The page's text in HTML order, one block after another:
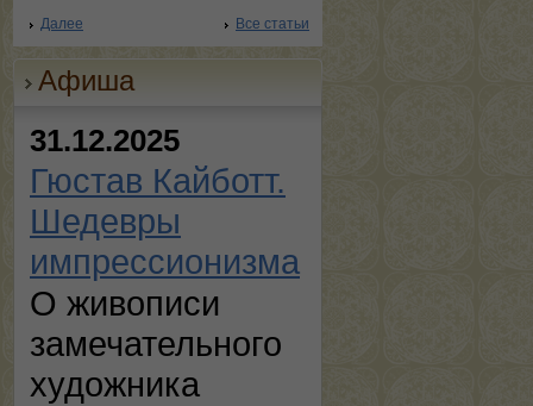
Далее Все статьи
Афиша
31.12.2025
Гюстав Кайботт.
Шедевры
импрессионизма
О живописи
замечательного
художника